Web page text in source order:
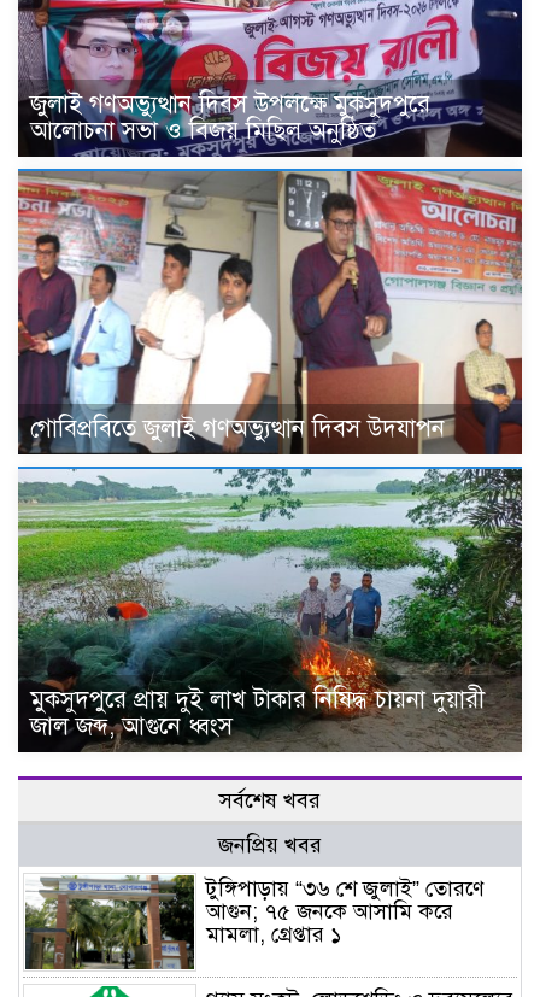
জুলাই গণঅভ্যুত্থান দিবস উপলক্ষে মুকসুদপুরে
আলোচনা সভা ও বিজয় মিছিল অনুষ্ঠিত
গোবিপ্রবিতে জুলাই গণঅভ্যুত্থান দিবস উদযাপন
মুকসুদপুরে প্রায় দুই লাখ টাকার নিষিদ্ধ চায়না দুয়ারী
জাল জব্দ, আগুনে ধ্বংস
সর্বশেষ খবর
জনপ্রিয় খবর
টুঙ্গিপাড়ায় “৩৬ শে জুলাই” তোরণে
আগুন; ৭৫ জনকে আসামি করে
মামলা, গ্রেপ্তার ১